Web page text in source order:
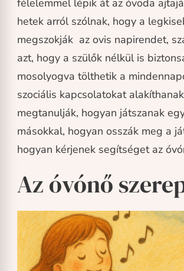
félelemmel lépik át az óvoda
hetek arról szólnak, hogy a
megszokják az ovis napirendet,
azt, hogy a szülők nélkül is
mosolyogva tölthetik a
szociális kapcsolatokat
megtanulják, hogyan játszanak
másokkal, hogyan osszák meg a
hogyan kérjenek segítséget az
Az óvónő